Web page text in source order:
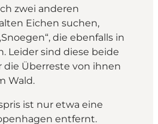
zwei anderen
Eichen suchen,
die ebenfalls in
Leider sind diese beide
die Überreste von ihnen
Wald.
ist nur etwa eine
entfernt.